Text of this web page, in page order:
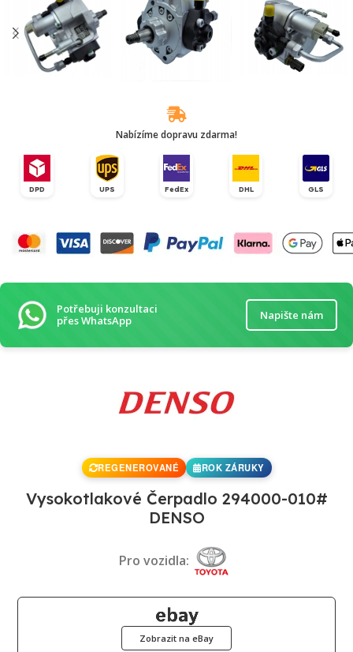
Nabízíme dopravu zdarma!
DPD UPS FedEx DHL GLS
Potřebuji konzultaci
přes WhatsApp
Napište nám
REGENEROVANÉ ROK ZÁRUKY
Vysokotlakové Čerpadlo 294000-010#
DENSO
Pro vozidla:
Zobrazit na eBay